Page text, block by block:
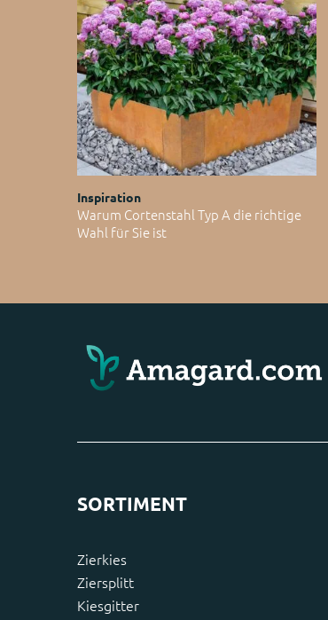
Inspiration
Warum Cortenstahl Typ A die richtige
Wahl für Sie ist
SORTIMENT
Zierkies
Ziersplitt
Kiesgitter